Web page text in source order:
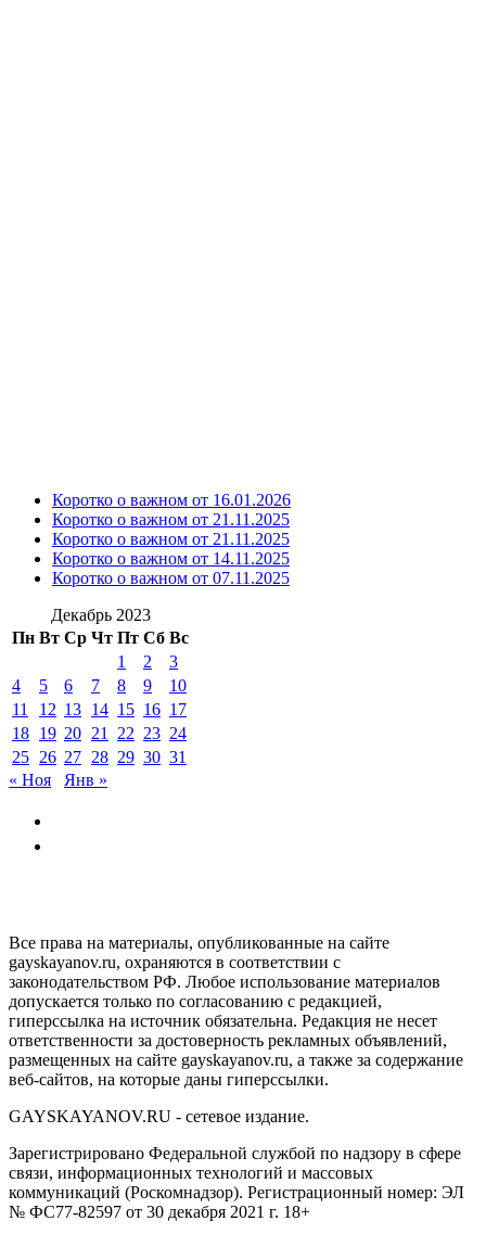
Коротко о важном от 16.01.2026
Коротко о важном от 21.11.2025
Коротко о важном от 21.11.2025
Коротко о важном от 14.11.2025
Коротко о важном от 07.11.2025
Декабрь 2023
Пн Вт Ср Чт Пт Сб Вс
1
2
3
4
5 6 7 8 9
10
11
12 13 14 15 16 17
18 19 20 21 22 23 24
25 26 27 28 29 30 31
« Ноя
Янв »
Все права на материалы, опубликованные на сайте
gayskayanov.ru, охраняются в соответствии с
законодательством РФ. Любое использование материалов
допускается только по согласованию с редакцией,
гиперссылка на источник обязательна. Редакция не несет
ответственности за достоверность рекламных объявлений,
размещенных на сайте gayskayanov.ru, а также за содержание
веб-сайтов, на которые даны гиперссылки.
GAYSKAYANOV.RU - сетевое издание.
Зарегистрировано Федеральной службой по надзору в сфере
связи, информационных технологий и массовых
коммуникаций (Роскомнадзор). Регистрационный номер: ЭЛ
№ ФС77-82597 от 30 декабря 2021 г. 18+